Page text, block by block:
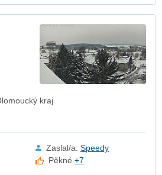
kraj
Zaslal/a: Speedy
Pěkné+7